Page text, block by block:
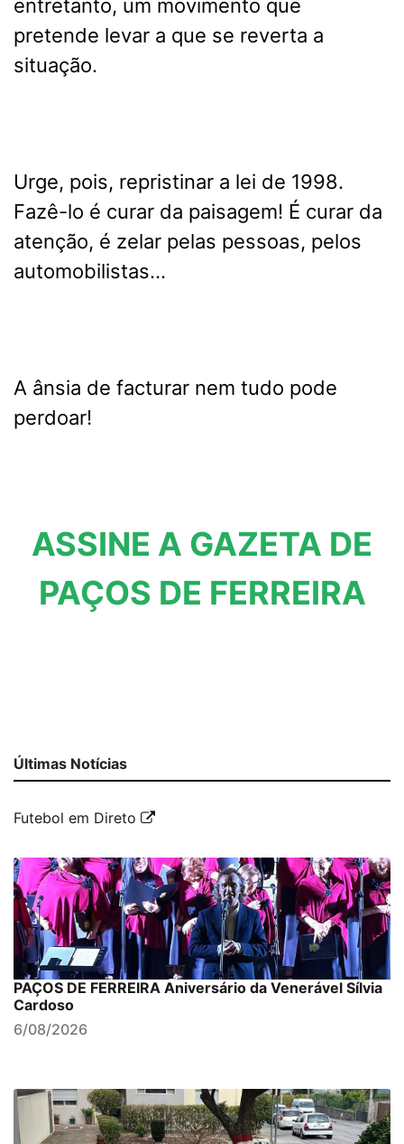
entretanto, um movimento que
pretende levar a que se reverta a
situação.
Urge, pois, repristinar a lei de 1998.
Fazê-lo é curar da paisagem! É curar da
atenção, é zelar pelas pessoas, pelos
automobilistas…
A ânsia de facturar nem tudo pode
perdoar!
ASSINE A GAZETA DE
PAÇOS DE FERREIRA
Últimas Notícias
Futebol em Direto
PAÇOS DE FERREIRA Aniversário da Venerável Sílvia
Cardoso
6/08/2026